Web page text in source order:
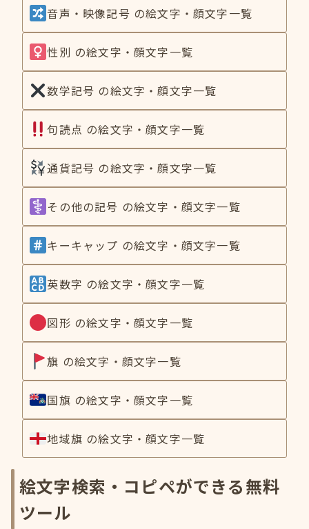
音声・映像記号 の絵文字・顔文字一覧
性別 の絵文字・顔文字一覧
数学記号 の絵文字・顔文字一覧
句読点 の絵文字・顔文字一覧
通貨記号 の絵文字・顔文字一覧
その他の記号 の絵文字・顔文字一覧
キーキャップ の絵文字・顔文字一覧
英数字 の絵文字・顔文字一覧
図形 の絵文字・顔文字一覧
旗 の絵文字・顔文字一覧
国旗 の絵文字・顔文字一覧
地域旗 の絵文字・顔文字一覧
絵文字検索・コピペができる無料
ツール